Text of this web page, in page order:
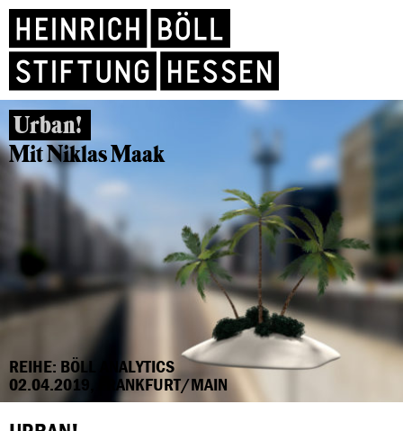
Urban!
Mit Niklas Maak
REIHE: BÖLL ANALYTICS
02.04.2019, FRANKFURT/MAIN